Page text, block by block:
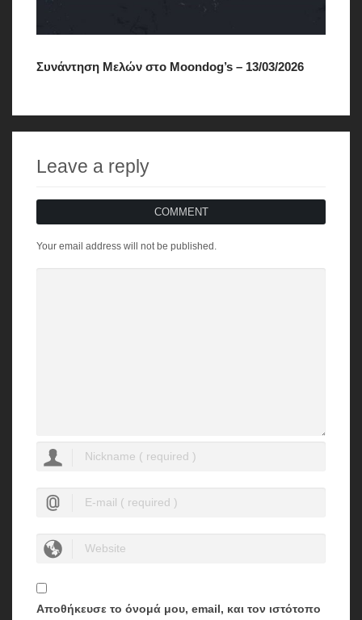
Συνάντηση Μελών στο Moondog’s – 13/03/2026
Leave a reply
COMMENT
Your email address will not be published.
Αποθήκευσε το όνομά μου, email, και τον ιστότοπο